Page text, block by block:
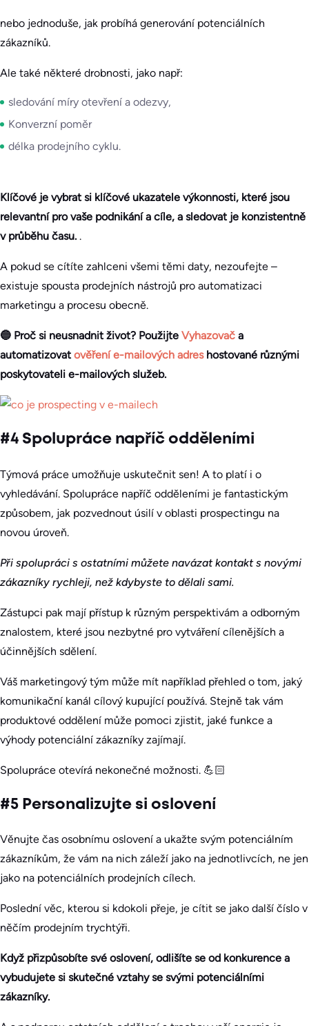
nebo jednoduše, jak probíhá generování potenciálních
zákazníků.
Ale také některé drobnosti, jako např:
sledování míry otevření a odezvy,
Konverzní poměr
délka prodejního cyklu.
Klíčové je vybrat si klíčové ukazatele výkonnosti, které jsou
relevantní pro vaše podnikání a cíle, a sledovat je konzistentně
v průběhu času. .
A pokud se cítíte zahlceni všemi těmi daty, nezoufejte –
existuje spousta prodejních nástrojů pro automatizaci
marketingu a procesu obecně.
🔵 Proč si neusnadnit život? Použijte Vyhazovač a
automatizovat ověření e-mailových adres hostované různými
poskytovateli e-mailových služeb.
#4 Spolupráce napříč odděleními
Týmová práce umožňuje uskutečnit sen! A to platí i o
vyhledávání. Spolupráce napříč odděleními je fantastickým
způsobem, jak pozvednout úsilí v oblasti prospectingu na
novou úroveň.
Při spolupráci s ostatními můžete navázat kontakt s novými
zákazníky rychleji, než kdybyste to dělali sami.
Zástupci pak mají přístup k různým perspektivám a odborným
znalostem, které jsou nezbytné pro vytváření cílenějších a
účinnějších sdělení.
Váš marketingový tým může mít například přehled o tom, jaký
komunikační kanál cílový kupující používá. Stejně tak vám
produktové oddělení může pomoci zjistit, jaké funkce a
výhody potenciální zákazníky zajímají.
Spolupráce otevírá nekonečné možnosti. 💪🏻
#5 Personalizujte si oslovení
Věnujte čas osobnímu oslovení a ukažte svým potenciálním
zákazníkům, že vám na nich záleží jako na jednotlivcích, ne jen
jako na potenciálních prodejních cílech.
Poslední věc, kterou si kdokoli přeje, je cítit se jako další číslo v
něčím prodejním trychtýři.
Když přizpůsobíte své oslovení, odlišíte se od konkurence a
vybudujete si skutečné vztahy se svými potenciálními
zákazníky.